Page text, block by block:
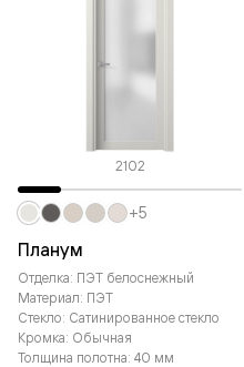
2102
Планум
Отделка: ПЭТ белоснежный
Материал: ПЭТ
Стекло: Сатинированное стекло
Кромка: Обычная
Толщина полотна: 40 мм
+5